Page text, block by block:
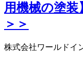
用機械の塗装
＞＞
株式会社ワールドイ